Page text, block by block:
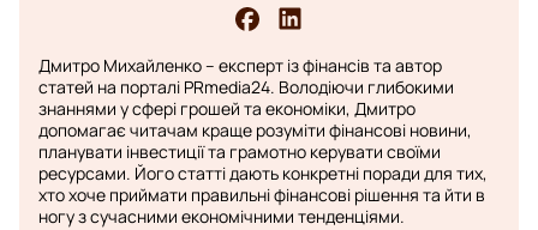
Дмитро Михайленко – експерт із фінансів та автор
статей на порталі PRmedia24. Володіючи глибокими
знаннями у сфері грошей та економіки, Дмитро
допомагає читачам краще розуміти фінансові новини,
планувати інвестиції та грамотно керувати своїми
ресурсами. Його статті дають конкретні поради для тих,
хто хоче приймати правильні фінансові рішення та йти в
ногу з сучасними економічними тенденціями.